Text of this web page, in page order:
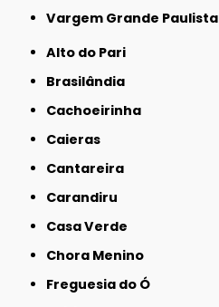
Vargem Grande Paulista
Alto do Pari
Brasilândia
Cachoeirinha
Caieras
Cantareira
Carandiru
Casa Verde
Chora Menino
Freguesia do Ó